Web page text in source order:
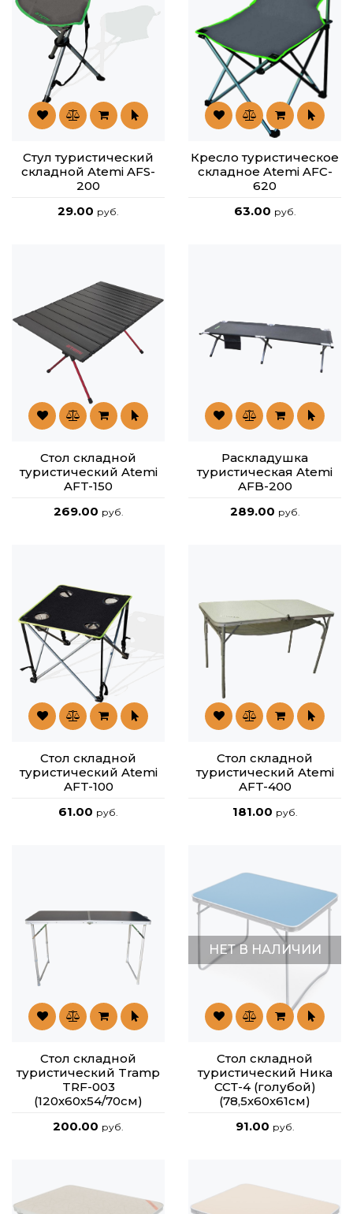
Стул туристический
складной Atemi AFS-
200
29.00 руб.
Кресло туристическое
складное Atemi AFC-
620
63.00 руб.
Стол складной
туристический Atemi
AFT-150
269.00 руб.
Раскладушка
туристическая Atemi
AFB-200
289.00 руб.
Стол складной
туристический Atemi
AFT-100
61.00 руб.
Стол складной
туристический Atemi
AFT-400
181.00 руб.
Стол складной
туристический Tramp
TRF-003
(120х60х54/70см)
200.00 руб.
НЕТ В НАЛИЧИИ
Стол складной
туристический Ника
ССТ-4 (голубой)
(78,5х60х61см)
91.00 руб.